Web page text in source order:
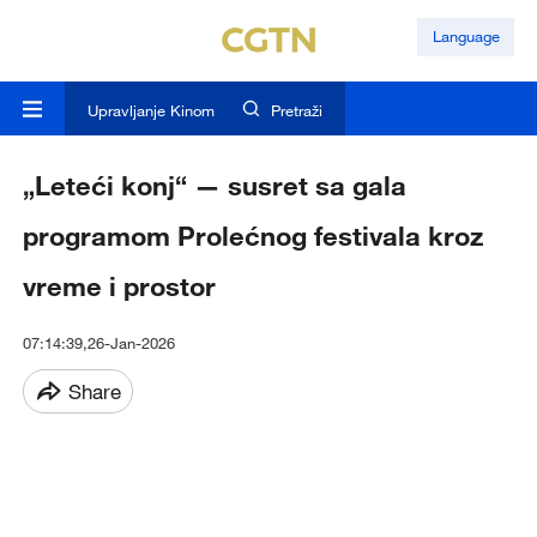
Language
Upravljanje Kinom Pretraži
„Leteći konj“ — susret sa gala
programom Prolećnog festivala kroz
vreme i prostor
07:14:39,26-Jan-2026
Share